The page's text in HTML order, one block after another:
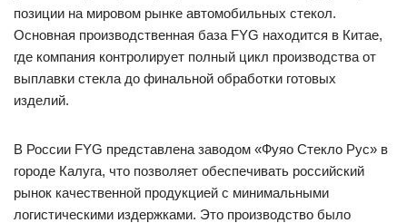
позиции на мировом рынке автомобильных стекол.
Основная производственная база FYG находится в Китае,
где компания контролирует полный цикл производства от
выплавки стекла до финальной обработки готовых
изделий.
В России FYG представлена заводом «Фуяо Стекло Рус» в
городе Калуга, что позволяет обеспечивать российский
рынок качественной продукцией с минимальными
логистическими издержками. Это производство было